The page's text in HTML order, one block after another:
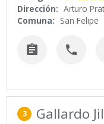
Dirección: Arturo
Comuna: San Felipe
 
3 Gallardo